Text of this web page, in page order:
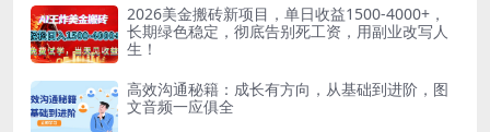
2026美金搬砖新项目，单日收益1500-4000+，
长期绿色稳定，彻底告别死工资，用副业改写人
生！
高效沟通秘籍：成长有方向，从基础到进阶，图
文音频一应俱全